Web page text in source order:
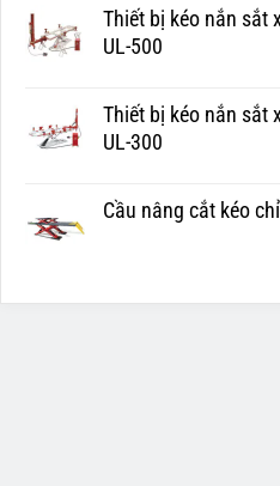
Thiết bị kéo nắn sắt
UL-500
Thiết bị kéo nắn sắt
UL-300
Cầu nâng cắt kéo